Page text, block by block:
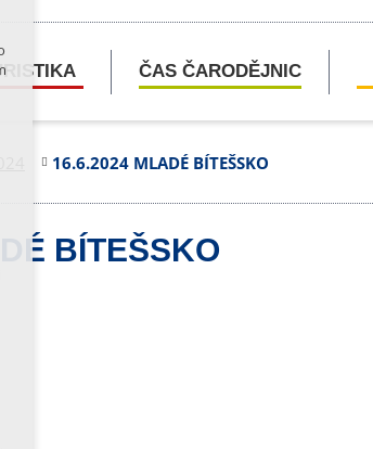
ČAS ČARODĚJNIC
16.6.2024 MLADÉ BÍTEŠSKO
BÍTEŠSKO